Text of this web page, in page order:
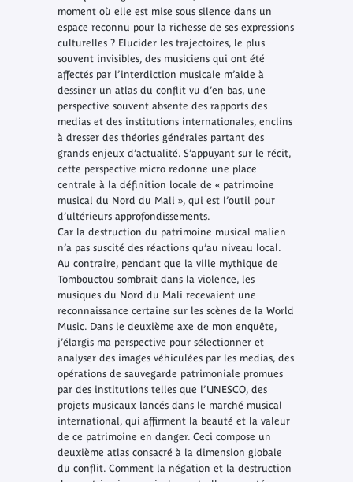
moment où elle est mise sous silence dans un
espace reconnu pour la richesse de ses expressions
culturelles ? Elucider les trajectoires, le plus
souvent invisibles, des musiciens qui ont été
affectés par l’interdiction musicale m’aide à
dessiner un atlas du conflit vu d’en bas, une
perspective souvent absente des rapports des
medias et des institutions internationales, enclins
à dresser des théories générales partant des
grands enjeux d’actualité. S’appuyant sur le récit,
cette perspective micro redonne une place
centrale à la définition locale de « patrimoine
musical du Nord du Mali », qui est l’outil pour
d’ultérieurs approfondissements.
Car la destruction du patrimoine musical malien
n’a pas suscité des réactions qu’au niveau local.
Au contraire, pendant que la ville mythique de
Tombouctou sombrait dans la violence, les
musiques du Nord du Mali recevaient une
reconnaissance certaine sur les scènes de la World
Music. Dans le deuxième axe de mon enquête,
j’élargis ma perspective pour sélectionner et
analyser des images véhiculées par les medias, des
opérations de sauvegarde patrimoniale promues
par des institutions telles que l’UNESCO, des
projets musicaux lancés dans le marché musical
international, qui affirment la beauté et la valeur
de ce patrimoine en danger. Ceci compose un
deuxième atlas consacré à la dimension globale
du conflit. Comment la négation et la destruction